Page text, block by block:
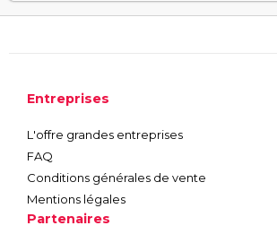
Entreprises
L'offre grandes entreprises
FAQ
Conditions générales de vente
Mentions légales
Partenaires